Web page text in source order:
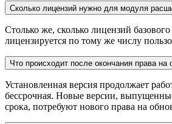
Сколько лицензий нужно для модуля
Столько же, сколько лицензий
лицензируется по тому же числу
Что происходит после окончания права на
Установленная версия продолжает
бессрочная. Новые версии,
срока, потребуют нового права на